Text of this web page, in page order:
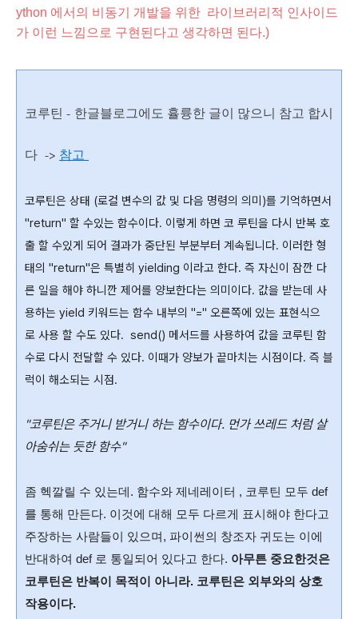
ython 에서의 비동기 개발을 위한 라이브러리적 인사이드
가 이런 느낌으로 구현된다고 생각하면 된다.)
코루틴 - 한글블로그에도 휼륭한 글이 많으니 참고 합시
다 -> 참고
코루틴은 상태 (로컬 변수의 값 및 다음 명령의 의미)를 기억하면서
"return" 할 수있는 함수이다. 이렇게 하면 코 루틴을 다시 반복 호
출 할 수있게 되어 결과가 중단된 부분부터 계속됩니다. 이러한 형
태의 "return"은 특별히 yielding 이라고 한다. 즉 자신이 잠깐 다
른 일을 해야 하니깐 제어를 양보한다는 의미이다. 값을 받는데 사
용하는 yield 키워드는 함수 내부의 "=" 오른쪽에 있는 표현식으
로 사용 할 수도 있다. send() 메서드를 사용하여 값을 코루틴 함
수로 다시 전달할 수 있다. 이때가 양보가 끝마치는 시점이다. 즉 블
럭이 해소되는 시점.
"코루틴은주거니 받거니 하는 함수이다. 먼가 쓰레드 처럼 살
아숨쉬는 듯한 함수"
좀 헥깔릴 수 있는데. 함수와 제네레이터 , 코루틴 모두 def
를 통해 만든다. 이것에 대해 모두 다르게 표시해야 한다고
주장하는 사람들이 있으며, 파이썬의 창조자 귀도는 이에
반대하여 def 로 통일되어 있다고 한다. 아무튼 중요한것은
코루틴은 반복이 목적이 아니라. 코루틴은 외부와의 상호
작용이다.